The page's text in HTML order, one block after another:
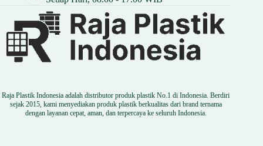
Raja Plastik Indonesia adalah distributor produk plastik No.1 di Indonesia. Berdiri
sejak 2015, kami menyediakan produk plastik berkualitas dari brand ternama
dengan layanan cepat, aman, dan terpercaya ke seluruh Indonesia.